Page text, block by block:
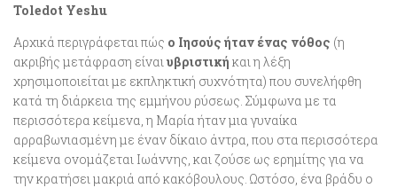
Toledot Yeshu
Αρχικά περιγράφεται πώς ο Ιησούς ήταν ένας νόθος (η
ακριβής μετάφραση είναι υβριστική και η λέξη
χρησιμοποιείται με εκπληκτική συχνότητα) που συνελήφθη
κατά τη διάρκεια της εμμήνου ρύσεως. Σύμφωνα με τα
περισσότερα κείμενα, η Μαρία ήταν μια γυναίκα
αρραβωνιασμένη με έναν δίκαιο άντρα, που στα περισσότερα
κείμενα ονομάζεται Ιωάννης, και ζούσε ως ερημίτης για να
την κρατήσει μακριά από κακόβουλους. Ωστόσο, ένα βράδυ ο